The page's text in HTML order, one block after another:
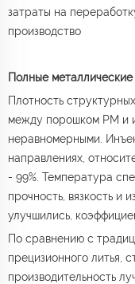
затраты на
производство
Полные
Плотность
между порошком PM и
неравномерными.
направлениях,
- 99%. Температура
прочность, вязкость и
улучшились,
По сравнению с
прецизионного литья,
производительность